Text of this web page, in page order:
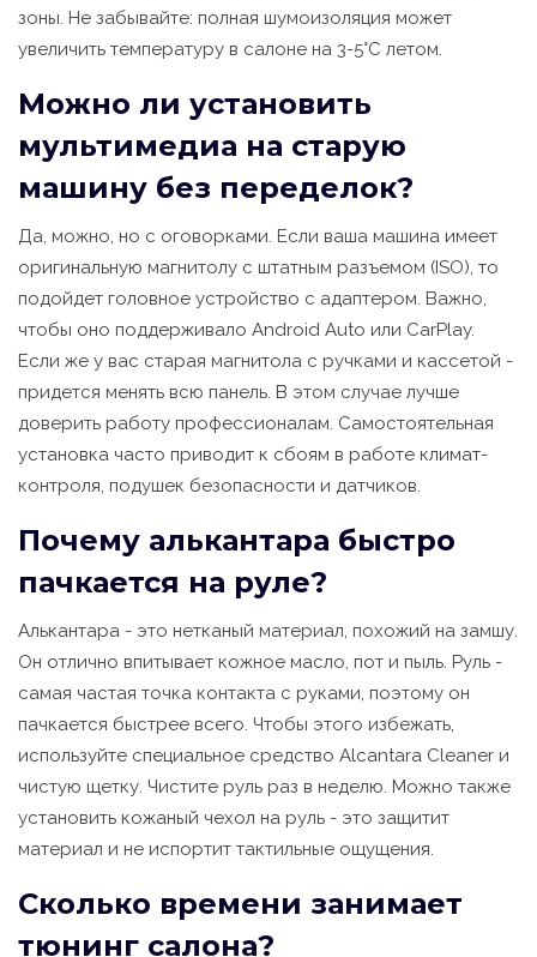
зоны. Не забывайте: полная шумоизоляция может
увеличить температуру в салоне на 3-5°C летом.
Можно ли установить
мультимедиа на старую
машину без переделок?
Да, можно, но с оговорками. Если ваша машина имеет
оригинальную магнитолу с штатным разъемом (ISO), то
подойдет головное устройство с адаптером. Важно,
чтобы оно поддерживало Android Auto или CarPlay.
Если же у вас старая магнитола с ручками и кассетой -
придется менять всю панель. В этом случае лучше
доверить работу профессионалам. Самостоятельная
установка часто приводит к сбоям в работе климат-
контроля, подушек безопасности и датчиков.
Почему алькантара быстро
пачкается на руле?
Алькантара - это нетканый материал, похожий на замшу.
Он отлично впитывает кожное масло, пот и пыль. Руль -
самая частая точка контакта с руками, поэтому он
пачкается быстрее всего. Чтобы этого избежать,
используйте специальное средство Alcantara Cleaner и
чистую щетку. Чистите руль раз в неделю. Можно также
установить кожаный чехол на руль - это защитит
материал и не испортит тактильные ощущения.
Сколько времени занимает
тюнинг салона?